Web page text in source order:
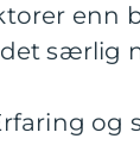
enn
særlig
og